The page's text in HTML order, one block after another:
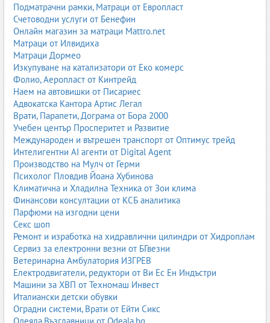
Подматрачни рамки, Матраци от Европласт
Счетоводни услуги от Бенефин
Онлайн магазин за матраци Mattro.net
Матраци от Илвидиха
Матраци Дормео
Изкупуване на катализатори от Еко комерс
Фолио, Аеропласт от Кинтрейд
Наем на автовишки от Писариес
Адвокатска Кантора Артис Легал
Врати, Парапети, Дограма от Бора 2000
Учебен център Просперитет и Развитие
Международен и вътрешен транспорт от Оптимус трейд
Интелигентни AI агенти от Digital Agent
Производство на Мулч от Герми
Психолог Пловдив Йоана Хубинова
Климатична и Хладилна Техника от Зои клима
Финансови консултации от КСБ аналитика
Парфюми на изгодни цени
Секс шоп
Ремонт и изработка на хидравлични цилиндри от Хидроплам
Сервиз за електронни везни от БГвезни
Ветеринарна Амбулатория ИЗГРЕВ
Електродвигатели, редуктори от Ви Ес Ен Индъстри
Машини за ХВП от Техномаш Инвест
Италиански детски обувки
Оградни системи, Врати от Ейти Сикс